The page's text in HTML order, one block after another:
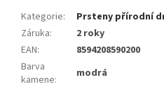
Kategorie:
Prsteny přírodní
Záruka:
2 roky
EAN:
8594208590200
Barva
kamene:
modrá